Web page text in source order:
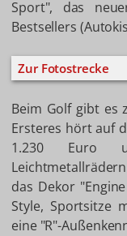
Sport", das
Bestsellers
Zur Fotostrecke
Beim Golf gibt es
Ersteres hört auf
1.230 Euro
das Dekor
Style, Sportsitze
eine "R"-